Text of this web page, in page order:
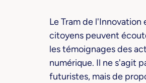
Le Tram de l'Innovation
citoyens peuvent
les témoignages des
numérique. Il ne s'agit
futuristes, mais de